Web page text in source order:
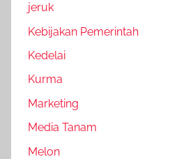
jeruk
Kebijakan Pemerintah
Kedelai
Kurma
Marketing
Media Tanam
Melon